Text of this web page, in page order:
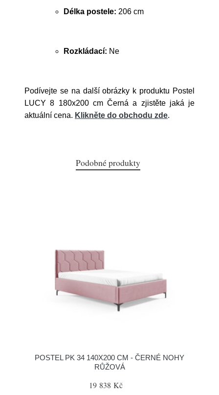
Délka postele: 206 cm
Rozkládací: Ne
Podívejte se na další obrázky k produktu Postel
LUCY 8 180x200 cm Černá a zjistěte jaká je
aktuální cena. Klikněte do obchodu zde.
Podobné produkty
POSTEL PK 34 140X200 CM - ČERNÉ NOHY
RŮŽOVÁ
19 838 Kč